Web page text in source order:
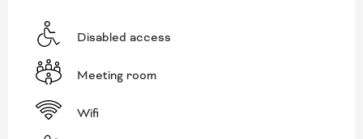
Disabled access
Meeting room
Wifi